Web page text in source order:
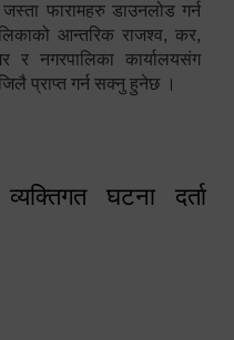
जस्ता फारामहरु डाउनलोड गर्न
आन्तरिक राजश्व, कर,
र नगरपालिका कार्यालयसंग
प्राप्त गर्न सक्नु हुनेछ ।
घटना दर्ता